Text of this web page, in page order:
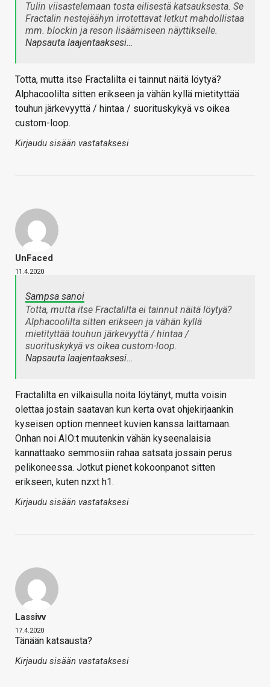
Tulin viisastelemaan tosta eilisestä katsauksesta. Se
Fractalin nestejäähyn irrotettavat letkut mahdollistaa
mm. blockin ja reson lisäämiseen näyttikselle.
Napsauta laajentaaksesi…
Totta, mutta itse Fractalilta ei tainnut näitä löytyä?
Alphacoolilta sitten erikseen ja vähän kyllä mietityttää
touhun järkevyyttä / hintaa / suorituskykyä vs oikea
custom-loop.
Kirjaudu sisään vastataksesi
UnFaced
11.4.2020
Sampsa sanoi
Totta, mutta itse Fractalilta ei tainnut näitä löytyä?
Alphacoolilta sitten erikseen ja vähän kyllä
mietityttää touhun järkevyyttä / hintaa /
suorituskykyä vs oikea custom-loop.
Napsauta laajentaaksesi…
Fractalilta en vilkaisulla noita löytänyt, mutta voisin
olettaa jostain saatavan kun kerta ovat ohjekirjaankin
kyseisen option menneet kuvien kanssa laittamaan.
Onhan noi AIO:t muutenkin vähän kyseenalaisia
kannattaako semmosiin rahaa satsata jossain perus
pelikoneessa. Jotkut pienet kokoonpanot sitten
erikseen, kuten nzxt h1.
Kirjaudu sisään vastataksesi
Lassivv
17.4.2020
Tänään katsausta?
Kirjaudu sisään vastataksesi